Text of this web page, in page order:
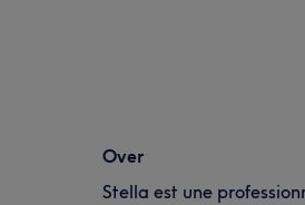
Over
Stella est une